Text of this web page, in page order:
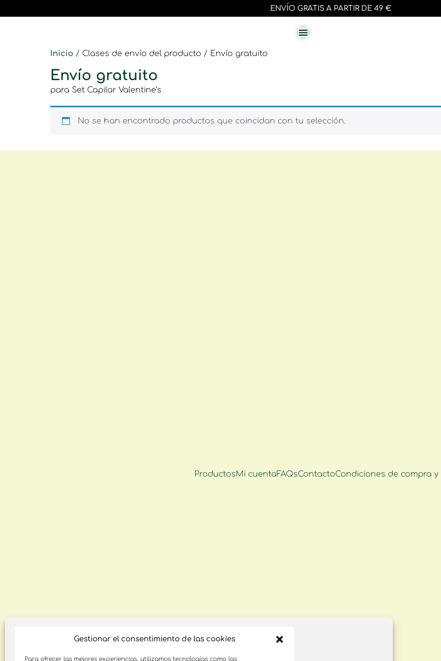
Gestionar el consentimiento de las cookies
Para ofrecer las mejores experiencias, utilizamos tecnologías como las
ENVÍO GRATIS A PARTIR DE 49 €
Inicio / Clases de envío del producto / Envío gratuito
Envío gratuito
para Set Capilar Valentine’s
No se han encontrado productos que coincidan con tu selección.
ProductosMi cuentaFAQsContactoCondiciones de compra y